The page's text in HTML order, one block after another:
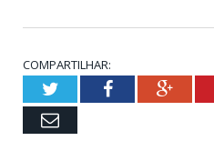
COMPARTILHAR:
TwitterFacebook
Email